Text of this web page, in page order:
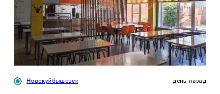
Новокуйбышевск день назад